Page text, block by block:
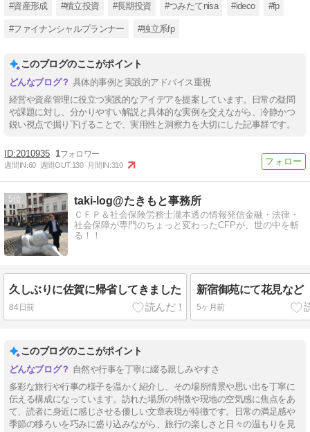
#資産形成 #積立投資 #長期投資 #つみたてnisa #ideco #fp
#ファイナンシャルプランナー #独立系fp
このブログのここがポイント
具体的事例と実践的アドバイス重視
経営や資産管理に役立つ実践的なアイデアを提案しています。日常の疑問
や課題に対し、分かりやすい解説と具体的な実例を交えながら、冷静かつ
鋭い視点で掘り下げることで、実用性と洞察力を大切にした記事群です。
2010935 1
週間IN:60 週間OUT:130 月間IN:310
5 taki-log@たきもと事務所
ＣＦＰ＆社会保険労務士瀧本透の情報発信金融・法律・
社会保障が専門のちょっと変わったCFPが、世の中を斬
る！！
久しぶりに佐賀に帰省してきました
84日前
新宿御苑にて花見など
5ヶ月前
このブログのここがポイント
自然や行事を丁寧に綴る親しみやすさ
多彩な旅行や行事の様子を温かく紹介し、その場所情景や思い出を丁寧に
伝える構成になっています。訪れた場所の特徴や現地の空気感に焦点をあ
て、読者に身近に感じさせる優しい文章表現が特徴です。日常の満足感や
季節の移ろいを巧みに盛り込みながら、旅行の楽しさと日々の温もりを見